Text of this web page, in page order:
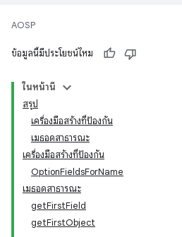
AOSP
ข้อมูลนี้มีประโยชน์ไหม
ในหน้านี้
สรุป
เครื่องมือสร้างที่ป้องกัน
เมธอดสาธารณะ
เครื่องมือสร้างที่ป้องกัน
OptionFieldsForName
เมธอดสาธารณะ
getFirstField
getFirstObject